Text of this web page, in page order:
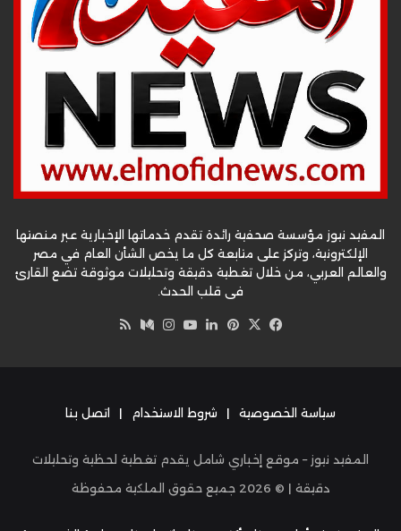
المفيد نيوز مؤسسة صحفية رائدة تقدم خدماتها الإخبارية عبر منصتها
الإلكترونية، وتركز على متابعة كل ما يخص الشأن العام في مصر
والعالم العربي، من خلال تغطية دقيقة وتحليلات موثوقة تضع القارئ
في قلب الحدث.
فيسبوك
‫X بينتيريست
لينكدإن‫YouTube
انستقرام
وسط
سياسة الخصوصية | شروط الاستخدام | اتصل بنا
المفيد نيوز – موقع إخباري شامل يقدم تغطية لحظية وتحليلات
دقيقة | © 2026 جميع حقوق الملكية محفوظة